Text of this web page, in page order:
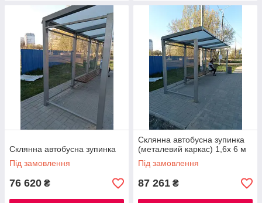
Склянна автобусна зупинка
Під замовлення
76 620 ₴
Склянна автобусна зупинка
(металевий каркас) 1,6х 6 м
Під замовлення
87 261 ₴